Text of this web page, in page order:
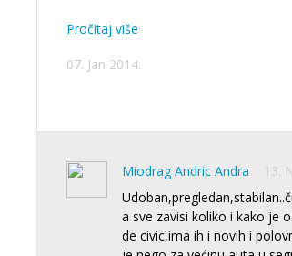
Pročitaj više
07. Jan 2014.
Miodrag Andric Andra
13.
a sve zavisi koliko i kako je
de civic,ima ih i novih i